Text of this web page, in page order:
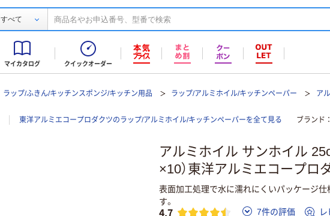
すべて
マイカタログ クイックオーダー
ラップ/ふきん/キッチンスポンジ/キッチン用品 ラップ/アルミホイル/キッチンペーパー ア
東洋アルミエコープロダクツのラップ/アルミホイル/キッチンペーパーを全て見る ブランド
アルミホイル サンホイル
×10）東洋アルミエコープロ
表面加工処理で水に濡れにくいパッケージ
す。
4.7 7件の評価